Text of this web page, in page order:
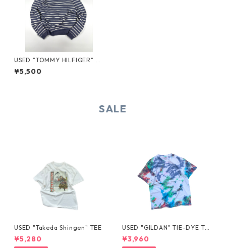
USED "TOMMY HILFIGER" C
OTTON CUTSEW
¥5,500
SALE
USED "Takeda Shingen" TEE
¥5,280
USED "GILDAN" TIE-DYE TE
E
¥3,960